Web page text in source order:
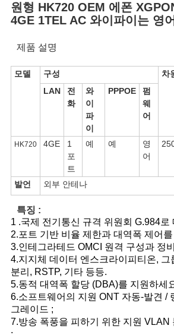
문
구
사
이
트
맵
PRIVACY
POLICY
원형 HK720 OEM 에폰
4GE 1TEL AC 와이파이는 영
제품 설명
모델 구성
차
LAN
전
화
와
이
파
이
PPPOE
펌
웨
어
HK720 4GE
1
포
트
예 예
영
어
발언 외부 안테나
특징 :
1 .국제 전기통신 규격 위원회 G.984로
2.포트 기반 비율 제한과 대역폭 제어
3.인테그라테드 OMCI 원격 구성과 정
4.지지체 데이터 엔스크라이피티온, 그
분리, RSTP, 기타 등등.
5.동적 대역폭 할당 (DBA)를 지원하세
6.소프트웨어의 지원 ONT 자동-발견 /
그레이드 ;
7.방송 폭풍을 피하기 위한 지원 VLAN